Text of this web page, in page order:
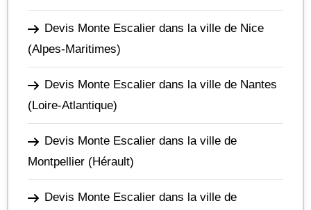
Devis Monte Escalier dans la ville de Nice
(Alpes-Maritimes)
Devis Monte Escalier dans la ville de Nantes
(Loire-Atlantique)
Devis Monte Escalier dans la ville de
Montpellier (Hérault)
Devis Monte Escalier dans la ville de